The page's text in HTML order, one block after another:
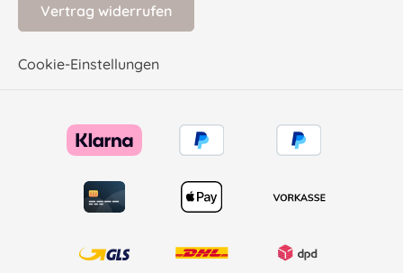
Vertrag widerrufen
Cookie-Einstellungen